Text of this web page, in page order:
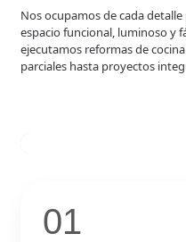
Nos ocupamos de cada
espacio funcional, luminoso y
ejecutamos reformas de
parciales hasta proyectos
01